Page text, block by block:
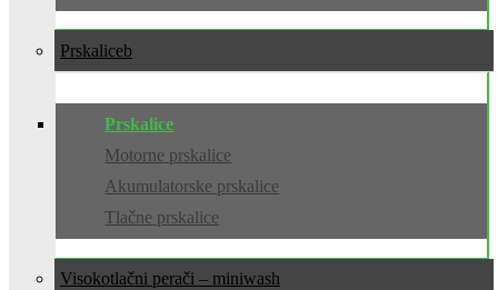
Prskalice
Prskalice
Motorne prskalice
Akumulatorske prskalice
Tlačne prskalice
Visokotlačni perači – miniwash